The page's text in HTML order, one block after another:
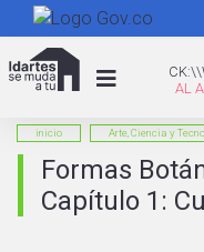
inicio Arte, Ciencia y
Formas
Capítulo 1: